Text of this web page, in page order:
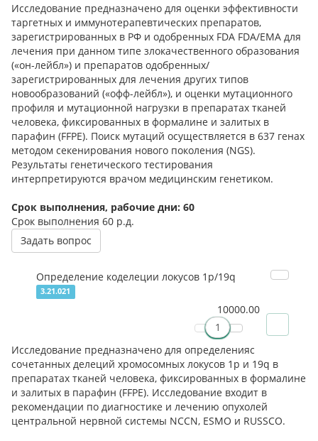
Исследование предназначено для оценки эффективности
таргетных и иммунотерапевтических препаратов,
зарегистрированных в РФ и одобренных FDA FDA/EMA для
лечения при данном типе злокачественного образования
(«он-лейбл») и препаратов одобренных/
зарегистрированных для лечения других типов
новообразований («офф-лейбл»), и оценки мутационного
профиля и мутационной нагрузки в препаратах тканей
человека, фиксированных в формалине и залитых в
парафин (FFPE). Поиск мутаций осуществляется в 637 генах
методом секенирования нового поколения (NGS).
Результаты генетического тестирования
интерпретируются врачом медицинским генетиком.
Срок выполнения, рабочие дни: 60
Срок выполнения 60 р.д.
Задать вопрос
Определение коделеции локусов 1p/19q
3.21.021
10000.00
Исследование предназначено для определенияс
сочетанных делеций хромосомных локусов 1р и 19q в
препаратах тканей человека, фиксированных в формалине
и залитых в парафин (FFPE). Исследование входит в
рекомендации по диагностике и лечению опухолей
центральной нервной системы NCCN, ESMO и RUSSCO.